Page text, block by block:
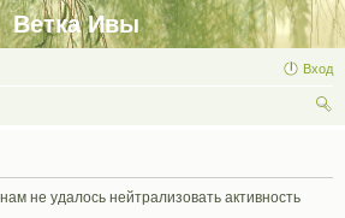
Ветка Ивы
Вход
не удалось нейтрализовать активность